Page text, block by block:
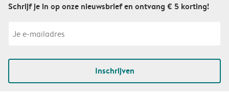
Schrijf je in op onze nieuwsbrief en ontvang € 5 korting!
Inschrijven